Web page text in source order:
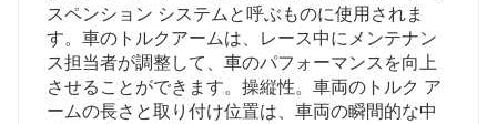
スペンション システムと呼ぶものに使用されま
す。車のトルクアームは、レース中にメンテナン
ス担当者が調整して、車のパフォーマンスを向上
させることができます。操縦性。車両のトルク ア
ームの長さと取り付け位置は、車両の瞬間的な中